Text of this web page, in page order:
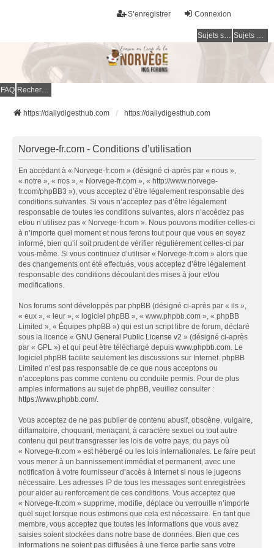
Connexion
S’enregistrer
Sujets sans réponse Sujets actifs
FAQ Rechercher
https://dailydigesthub.com https://dailydigesthub.com
Norvege-fr.com - Conditions d’utilisation
En accédant à « Norvege-fr.com » (désigné ci-après par « nous »,
« notre », « nos », « Norvege-fr.com », « http://www.norvege-
fr.com/phpBB3 »), vous acceptez d’être légalement responsable des
conditions suivantes. Si vous n’acceptez pas d’être légalement
responsable de toutes les conditions suivantes, alors n’accédez pas
et/ou n’utilisez pas « Norvege-fr.com ». Nous pouvons modifier celles-ci
à n’importe quel moment et nous ferons tout pour que vous en soyez
informé, bien qu’il soit prudent de vérifier régulièrement celles-ci par
vous-même. Si vous continuez d’utiliser « Norvege-fr.com » alors que
des changements ont été effectués, vous acceptez d’être légalement
responsable des conditions découlant des mises à jour et/ou
modifications.
Nos forums sont développés par phpBB (désigné ci-après par « ils »,
« eux », « leur », « logiciel phpBB », « www.phpbb.com », « phpBB
Limited », « Équipes phpBB ») qui est un script libre de forum, déclaré
sous la licence « GNU General Public License v2 » (désigné ci-après
par « GPL ») et qui peut être téléchargé depuis www.phpbb.com. Le
logiciel phpBB facilite seulement les discussions sur Internet. phpBB
Limited n’est pas responsable de ce que nous acceptons ou
n’acceptons pas comme contenu ou conduite permis. Pour de plus
amples informations au sujet de phpBB, veuillez consulter :
https://www.phpbb.com/.
Vous acceptez de ne pas publier de contenu abusif, obscène, vulgaire,
diffamatoire, choquant, menaçant, à caractère sexuel ou tout autre
contenu qui peut transgresser les lois de votre pays, du pays où
« Norvege-fr.com » est hébergé ou les lois internationales. Le faire peut
vous mener à un bannissement immédiat et permanent, avec une
notification à votre fournisseur d’accès à Internet si nous le jugeons
nécessaire. Les adresses IP de tous les messages sont enregistrées
pour aider au renforcement de ces conditions. Vous acceptez que
« Norvege-fr.com » supprime, modifie, déplace ou verrouille n’importe
quel sujet lorsque nous estimons que cela est nécessaire. En tant que
membre, vous acceptez que toutes les informations que vous avez
saisies soient stockées dans notre base de données. Bien que ces
informations ne soient pas diffusées à une tierce partie sans votre